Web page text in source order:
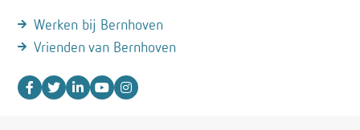
Werken bij Bernhoven
Vrienden van Bernhoven